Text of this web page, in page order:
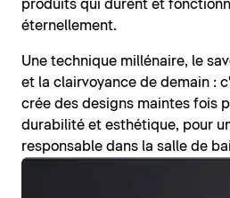
produits qui durent et
éternellement.
Une technique millénaire, le
et la clairvoyance de demain :
crée des designs maintes fois
durabilité et esthétique, pour
responsable dans la salle de